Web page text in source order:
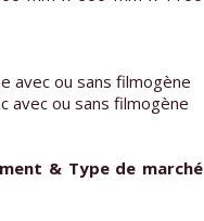
avec ou sans filmogène
avec ou sans filmogène
& Type de marché